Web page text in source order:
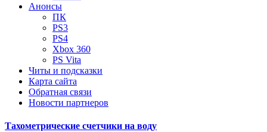
Анонсы
ПК
PS3
PS4
Xbox 360
PS Vita
Читы и подсказки
Карта сайта
Обратная связи
Новости партнеров
Тахометрические счетчики на воду